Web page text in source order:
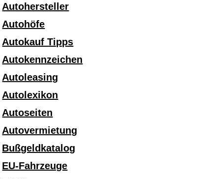
Autohersteller
Autohöfe
Autokauf Tipps
Autokennzeichen
Autoleasing
Autolexikon
Autoseiten
Autovermietung
Bußgeldkatalog
EU-Fahrzeuge